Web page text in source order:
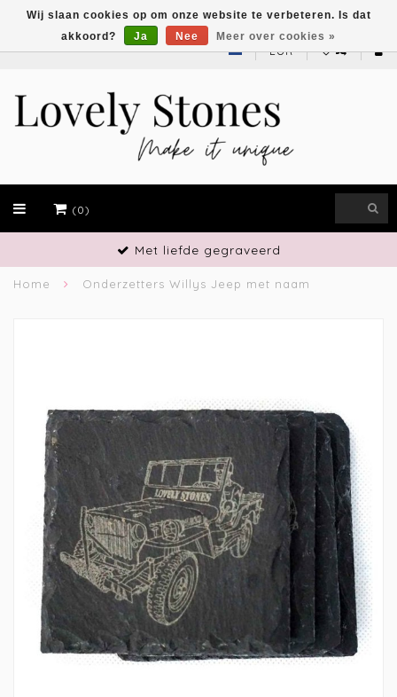
EUR
(0)
Met liefde gegraveerd
Home Onderzetters Willys Jeep met naam
Wij slaan cookies op om onze website te verbeteren. Is dat
akkoord?
Ja Nee Meer over cookies »